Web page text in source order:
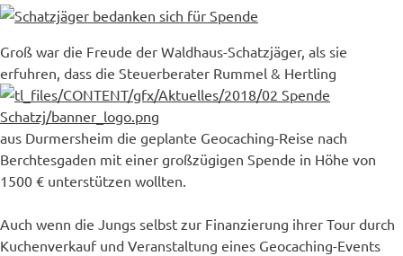
Groß war die Freude der Waldhaus-Schatzjäger, als sie
erfuhren, dass die Steuerberater Rummel & Hertling
aus Durmersheim die geplante Geocaching-Reise nach
Berchtesgaden mit einer großzügigen Spende in Höhe von
1500 € unterstützen wollten.
Auch wenn die Jungs selbst zur Finanzierung ihrer Tour durch
Kuchenverkauf und Veranstaltung eines Geocaching-Events